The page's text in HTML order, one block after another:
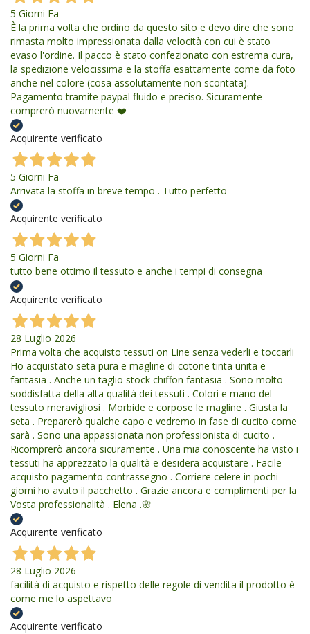
5 Giorni Fa
È la prima volta che ordino da questo sito e devo dire che sono
rimasta molto impressionata dalla velocità con cui è stato
evaso l'ordine. Il pacco è stato confezionato con estrema cura,
la spedizione velocissima e la stoffa esattamente come da foto
anche nel colore (cosa assolutamente non scontata).
Pagamento tramite paypal fluido e preciso. Sicuramente
comprerò nuovamente ❤️
Acquirente verificato
5 Giorni Fa
Arrivata la stoffa in breve tempo . Tutto perfetto
Acquirente verificato
5 Giorni Fa
tutto bene ottimo il tessuto e anche i tempi di consegna
Acquirente verificato
28 Luglio 2026
Prima volta che acquisto tessuti on Line senza vederli e toccarli
Ho acquistato seta pura e magline di cotone tinta unita e
fantasia . Anche un taglio stock chiffon fantasia . Sono molto
soddisfatta della alta qualità dei tessuti . Colori e mano del
tessuto meravigliosi . Morbide e corpose le magline . Giusta la
seta . Preparerò qualche capo e vedremo in fase di cucito come
sarà . Sono una appassionata non professionista di cucito .
Ricomprerò ancora sicuramente . Una mia conoscente ha visto i
tessuti ha apprezzato la qualità e desidera acquistare . Facile
acquisto pagamento contrassegno . Corriere celere in pochi
giorni ho avuto il pacchetto . Grazie ancora e complimenti per la
Vosta professionalità . Elena .🌸
Acquirente verificato
28 Luglio 2026
facilità di acquisto e rispetto delle regole di vendita il prodotto è
come me lo aspettavo
Acquirente verificato